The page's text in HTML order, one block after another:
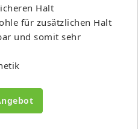
Halt
für zusätzlichen Halt
und somit sehr